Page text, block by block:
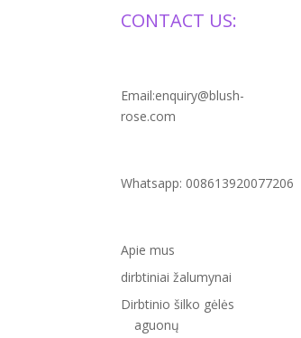
CONTACT US:
Email:enquiry@blush-
rose.com
Whatsapp: 008613920077206
Apie mus
dirbtiniai žalumynai
Dirbtinio šilko gėlės
aguonų